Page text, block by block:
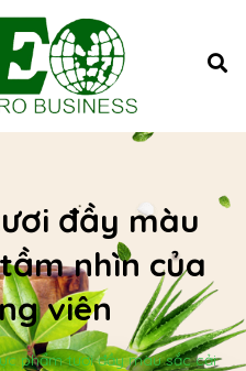
đầy màu
nhìn của
viên
phẩm tươi đầy màu sắc cải